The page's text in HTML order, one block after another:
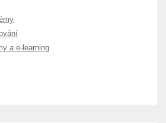
a e-learning